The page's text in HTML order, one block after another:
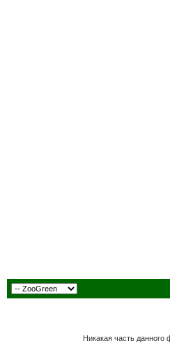
Никакая часть